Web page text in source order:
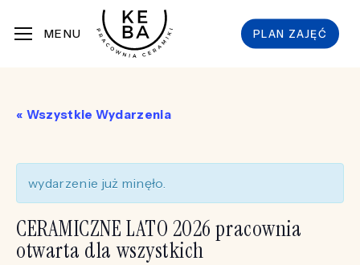
MENU PLAN ZAJĘĆ
« Wszystkie Wydarzenia
wydarzenie już minęło.
CERAMICZNE LATO 2026 pracownia
otwarta dla wszystkich